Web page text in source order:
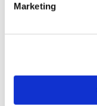
Marketing
Panoramafenster.
die Berge in